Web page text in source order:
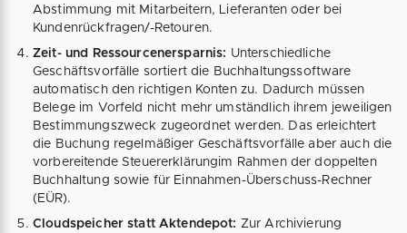
Abstimmung mit Mitarbeitern, Lieferanten oder bei
Kundenrückfragen/-Retouren.
Zeit- und Ressourcenersparnis: Unterschiedliche
Geschäftsvorfälle sortiert die Buchhaltungssoftware
automatisch den richtigen Konten zu. Dadurch müssen
Belege im Vorfeld nicht mehr umständlich ihrem jeweiligen
Bestimmungszweck zugeordnet werden. Das erleichtert
die Buchung regelmäßiger Geschäftsvorfälle aber auch die
vorbereitende Steuererklärungim Rahmen der doppelten
Buchhaltung sowie für Einnahmen-Überschuss-Rechner
(EÜR).
Cloudspeicher statt Aktendepot: Zur Archivierung